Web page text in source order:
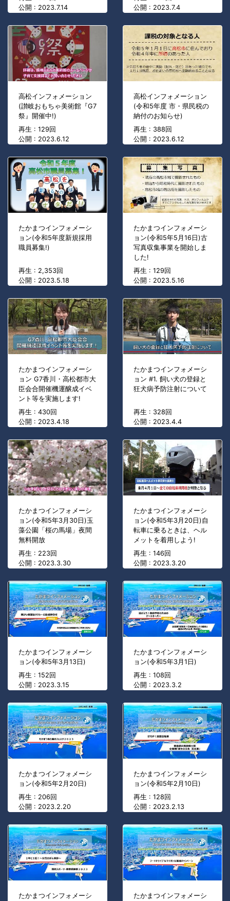
公開 : 2023.7.14
公開 : 2023.7.4
高松インフォメーション
(讃岐おもちゃ美術館『G7
祭』開催中!)
再生 : 129回
公開 : 2023.6.12
高松インフォメーション
(令和5年度 市・県民税の
納付のお知らせ)
再生 : 388回
公開 : 2023.6.12
たかまつインフォメーシ
ョン(令和5年度新規採用
職員募集!)
再生 : 2,353回
公開 : 2023.5.18
たかまつインフォメーシ
ョン(令和5年5月16日)古
写真収集事業を開始しま
した!
再生 : 129回
公開 : 2023.5.16
たかまつインフォメーシ
ョン G7香川・高松都市大
臣会合開催機運醸成イベ
ント等を実施します!
再生 : 430回
公開 : 2023.4.18
たかまつインフォメーシ
ョン #1. 飼い犬の登録と
狂犬病予防注射について
再生 : 328回
公開 : 2023.4.4
たかまつインフォメーシ
ョン(令和5年3月30日)玉
藻公園「桜の馬場」夜間
無料開放
再生 : 223回
公開 : 2023.3.30
たかまつインフォメーシ
ョン(令和5年3月20日)自
転車に乗るときは、ヘル
メットを着用しよう!
再生 : 146回
公開 : 2023.3.20
たかまつインフォメーシ
ョン(令和5年3月13日)
再生 : 152回
公開 : 2023.3.15
たかまつインフォメーシ
ョン(令和5年3月1日)
再生 : 108回
公開 : 2023.3.2
たかまつインフォメーシ
ョン(令和5年2月20日)
再生 : 206回
公開 : 2023.2.20
たかまつインフォメーシ
ョン(令和5年2月10日)
再生 : 128回
公開 : 2023.2.13
たかまつインフォメーシ
たかまつインフォメーシ